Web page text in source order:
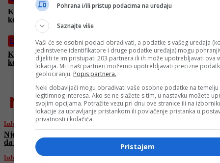
Kraljica romantičnih komedija Reese Witherspoon u “Ponovo
kod kuće”
Film
Koliko daleko je jedan čovjek spreman da ode da osveti ubistvo
kćerke? “Vendetta” samo na programu Face TV
najnovije
Izdvojeno
Njemačka povećava uvoz kazahstanske nafte
da bi smanjila ovisnost o Rusiji
Izdvojeno
Pohrana i/ili pristup podacima na uređaju
Saznajte više
Vaši će se osobni podaci obrađivati, a podatke s vašeg uređaja
jedinstvene identifikatore i druge podatke uređaja) mogu
dijeliti te im pristupati 203 partnera ili ih može upotrebljavati ova
lokacija. Mi i naši partneri možemo upotrebljavati precizne
geolociranju. Popis partnera.
Neki dobavljači mogu obrađivati vaše osobne podatke na temelju
legitimnog interesa. Ako se ne slažete s tim, u nastavku možete
svojim opcijama. Potražite vezu pri dnu ove stranice ili na
lokacije za upravljanje pristankom ili povlačenje pristanka u
privatnosti i kolačića.
Pristajem